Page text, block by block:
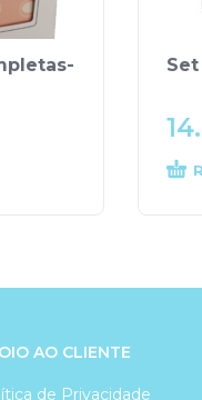
AO CLIENTE
de Privacidade